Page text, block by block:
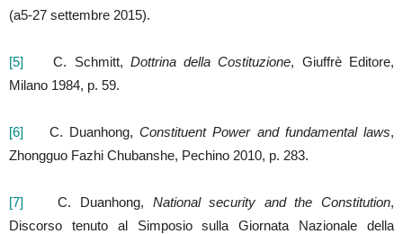
(a5-27 settembre 2015).
[5] C. Schmitt, Dottrina della Costituzione, Giuffrè Editore,
Milano 1984, p. 59.
[6] C. Duanhong,Constituent Power and fundamental laws,
Zhongguo Fazhi Chubanshe, Pechino 2010, p. 283.
[7] C. Duanhong, National security and the Constitution,
Discorso tenuto al Simposio sulla Giornata Nazionale della